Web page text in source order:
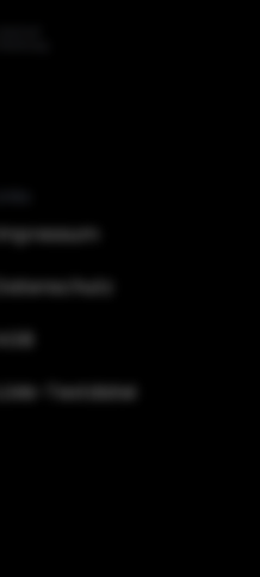
Impressum
Datenschutz
AGB
LLMs-Textdatei